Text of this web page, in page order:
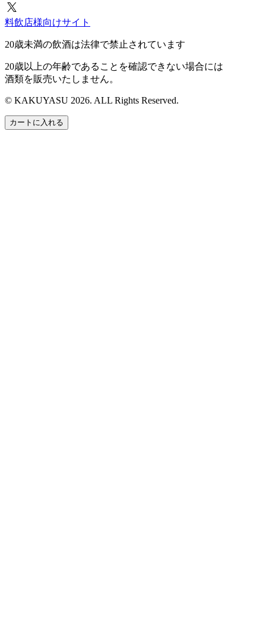
料飲店様向けサイト
20歳未満の飲酒は法律で禁止されています
20歳以上の年齢であることを確認できない場合には
酒類を販売いたしません。
© KAKUYASU 2026. ALL Rights Reserved.
カートに入れる